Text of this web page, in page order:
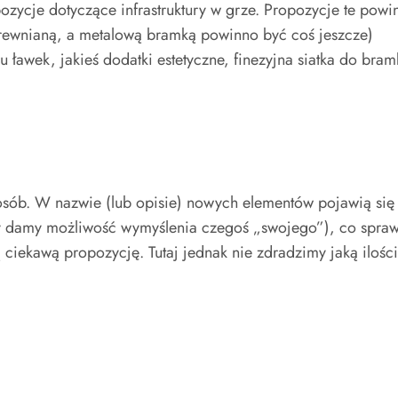
dotyczące infrastruktury w grze. Propozycje te
a metalową bramką powinno być coś jeszcze)
jakieś dodatki estetyczne, finezyjna siatka do
W nazwie (lub opisie) nowych elementów pojawią
możliwość wymyślenia czegoś „swojego”), co
propozycję. Tutaj jednak nie zdradzimy jaką